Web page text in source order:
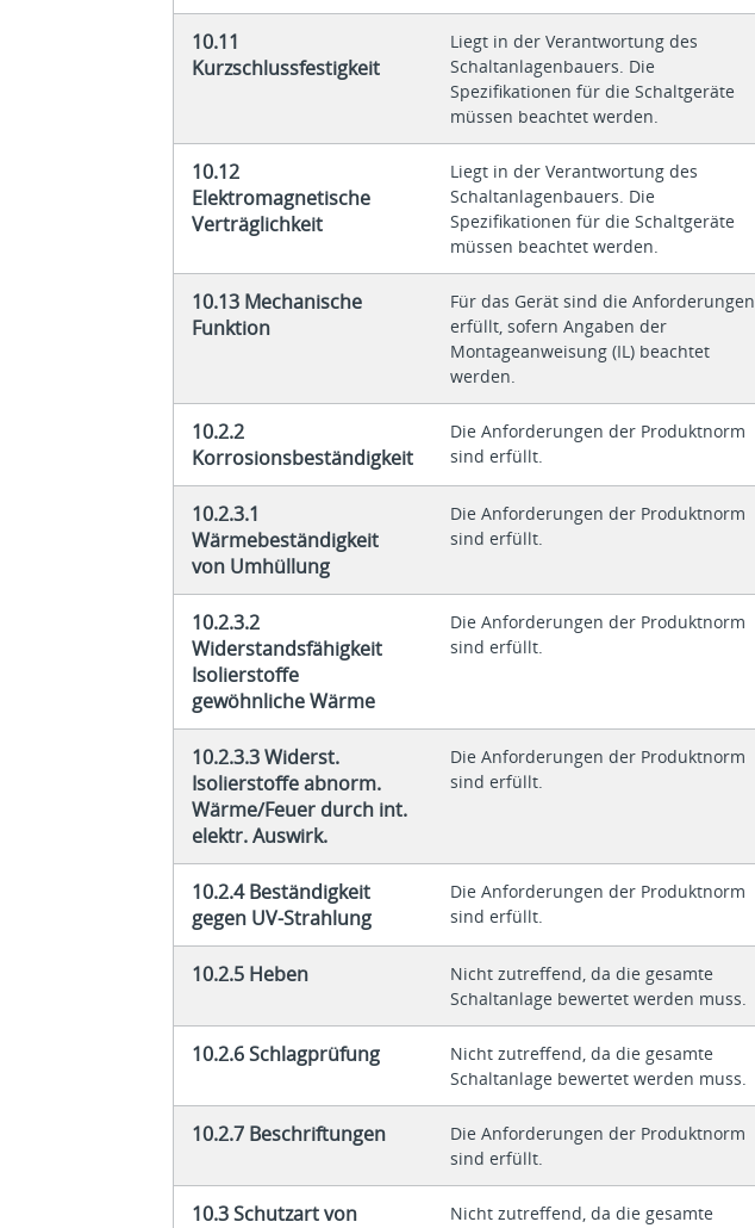
10.11
Kurzschlussfestigkeit
Liegt in der Verantwortung des
Schaltanlagenbauers. Die
Spezifikationen für die Schaltgeräte
müssen beachtet werden.
10.12
Elektromagnetische
Verträglichkeit
Liegt in der Verantwortung des
Schaltanlagenbauers. Die
Spezifikationen für die Schaltgeräte
müssen beachtet werden.
10.13 Mechanische
Funktion
Für das Gerät sind die Anforderungen
erfüllt, sofern Angaben der
Montageanweisung (IL) beachtet
werden.
10.2.2
Korrosionsbeständigkeit
Die Anforderungen der Produktnorm
sind erfüllt.
10.2.3.1
Wärmebeständigkeit
von Umhüllung
Die Anforderungen der Produktnorm
sind erfüllt.
10.2.3.2
Widerstandsfähigkeit
Isolierstoffe
gewöhnliche Wärme
Die Anforderungen der Produktnorm
sind erfüllt.
10.2.3.3 Widerst.
Isolierstoffe abnorm.
Wärme/Feuer durch int.
elektr. Auswirk.
Die Anforderungen der Produktnorm
sind erfüllt.
10.2.4 Beständigkeit
gegen UV-Strahlung
Die Anforderungen der Produktnorm
sind erfüllt.
10.2.5 Heben
Nicht zutreffend, da die gesamte
Schaltanlage bewertet werden muss.
10.2.6 Schlagprüfung
Nicht zutreffend, da die gesamte
Schaltanlage bewertet werden muss.
10.2.7 Beschriftungen
Die Anforderungen der Produktnorm
sind erfüllt.
10.3 Schutzart von
Nicht zutreffend, da die gesamte